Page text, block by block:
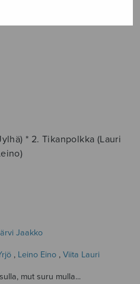
* 2. Tikanpolkka (Lauri
Jaakko
, Leino Eino , Viita Lauri
mut suru mulla...